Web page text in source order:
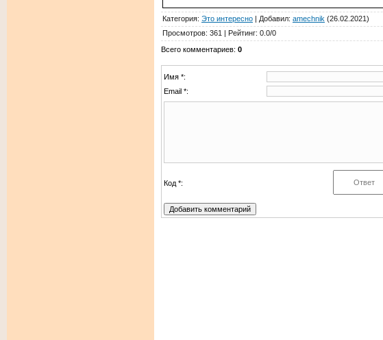
Категория: Это интересно | Добавил: amechnik (26.02.2021)
Просмотров: 361 | Рейтинг: 0.0/0
Всего комментариев: 0
Имя *:
Email *:
Код *: